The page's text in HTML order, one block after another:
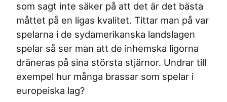
som sagt inte säker på att det är det bästa
måttet på en ligas kvalitet. Tittar man på var
spelarna i de sydamerikanska landslagen
spelar så ser man att de inhemska ligorna
dräneras på sina största stjärnor. Undrar till
exempel hur många brassar som spelar i
europeiska lag?